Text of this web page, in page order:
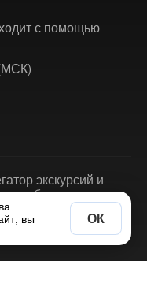
с помощью
экскурсий и
зарубежью.
вы
ОК